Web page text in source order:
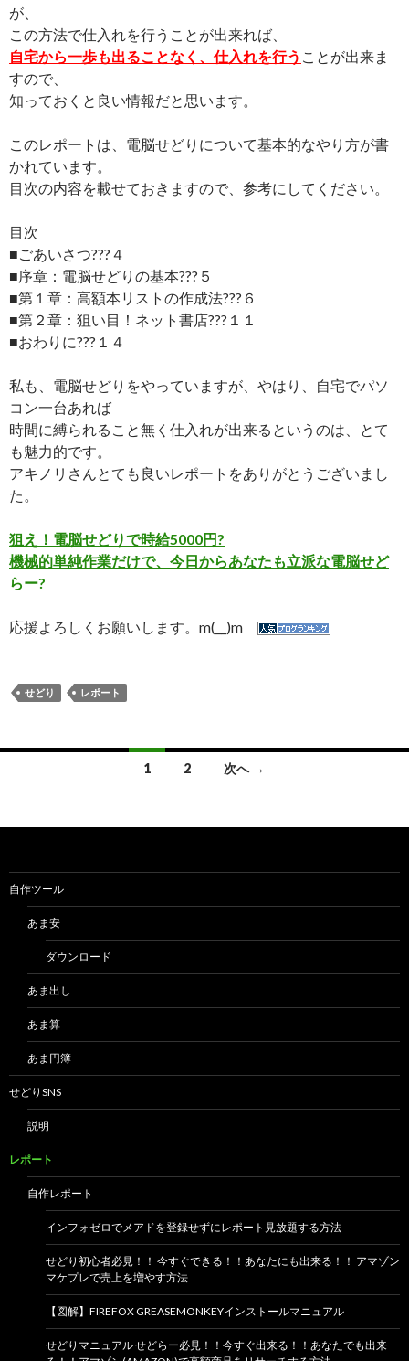
が、
この方法で仕入れを行うことが出来れば、
自宅から一歩も出ることなく、仕入れを行う ことが出来ま
すので、
知っておくと良い情報だと思います。
このレポートは、電脳せどりについて基本的なやり方が書
かれています。
目次の内容を載せておきますので、参考にしてください。
目次
■ごあいさつ???４
■序章：電脳せどりの基本???５
■第１章：高額本リストの作成法???６
■第２章：狙い目！ネット書店???１１
■おわりに???１４
私も、電脳せどりをやっていますが、やはり、自宅でパソ
コン一台あれば
時間に縛られること無く仕入れが出来るというのは、とて
も魅力的です。
アキノリさんとても良いレポートをありがとうございまし
た。
狙え！電脳せどりで時給5000円?
機械的単純作業だけで、今日からあなたも立派な電脳せど
らー?
応援よろしくお願いします。m(__)m
せどり レポート
ナ
ゲ
1 2 次へ →
自作ツール
あま安
ダウンロード
あま出し
あま算
あま円簿
せどりSNS
説明
レポート
自作レポート
インフォゼロでメアドを登録せずにレポート見放題する方法
せどり初心者必見！！ 今すぐできる！！あなたにも出来る！！ アマゾン
マケプレで売上を増やす方法
【図解】FIREFOX GREASEMONKEYインストールマニュアル
せどりマニュアル せどらー必見！！今すぐ出来る！！あなたでも出来